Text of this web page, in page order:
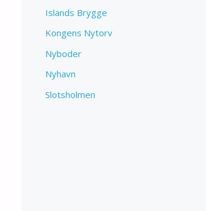
Islands Brygge
Kongens Nytorv
Nyboder
Nyhavn
Slotsholmen